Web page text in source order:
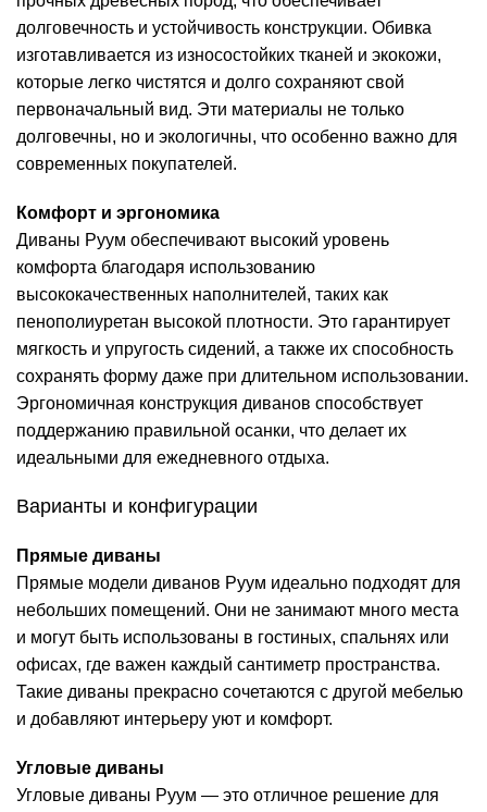
долговечность и устойчивость конструкции. Обивка
изготавливается из износостойких тканей и экокожи,
которые легко чистятся и долго сохраняют свой
первоначальный вид. Эти материалы не только
долговечны, но и экологичны, что особенно важно для
современных покупателей.
Комфорт и эргономика
Диваны Руум обеспечивают высокий уровень
комфорта благодаря использованию
высококачественных наполнителей, таких как
пенополиуретан высокой плотности. Это гарантирует
мягкость и упругость сидений, а также их способность
сохранять форму даже при длительном использовании.
Эргономичная конструкция диванов способствует
поддержанию правильной осанки, что делает их
идеальными для ежедневного отдыха.
Варианты и конфигурации
Прямые диваны
Прямые модели диванов Руум идеально подходят для
небольших помещений. Они не занимают много места
и могут быть использованы в гостиных, спальнях или
офисах, где важен каждый сантиметр пространства.
Такие диваны прекрасно сочетаются с другой мебелью
и добавляют интерьеру уют и комфорт.
Угловые диваны
Угловые диваны Руум — это отличное решение для